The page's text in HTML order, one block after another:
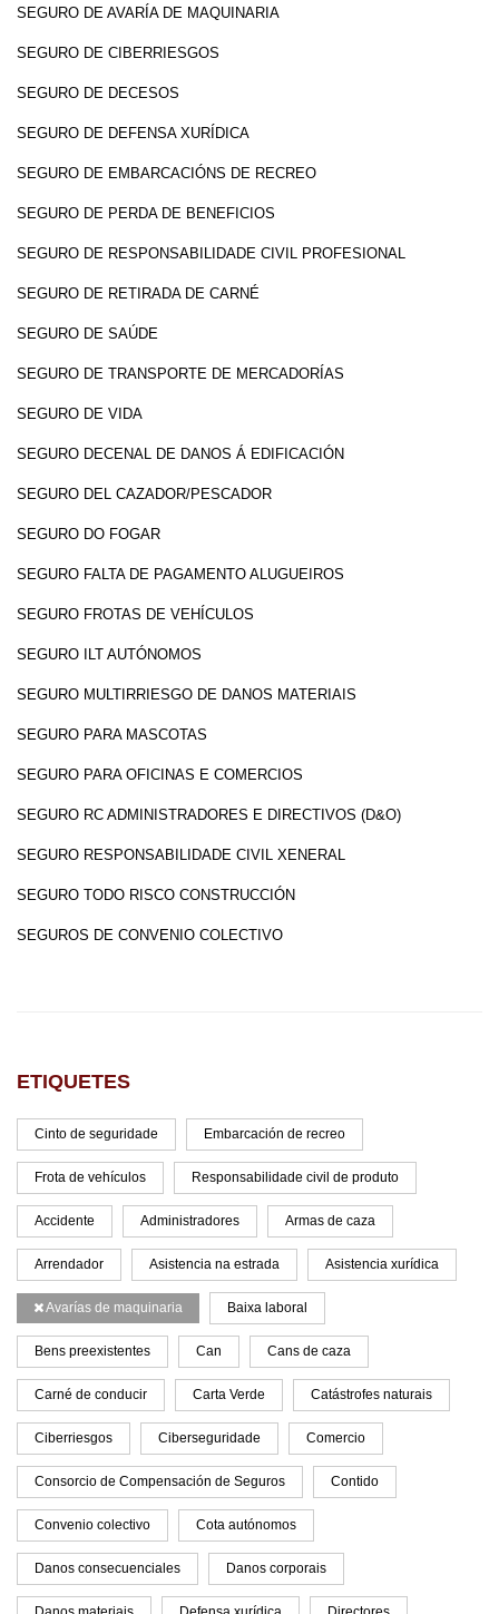
SEGURO DE AVARÍA DE MAQUINARIA
SEGURO DE CIBERRIESGOS
SEGURO DE DECESOS
SEGURO DE DEFENSA XURÍDICA
SEGURO DE EMBARCACIÓNS DE RECREO
SEGURO DE PERDA DE BENEFICIOS
SEGURO DE RESPONSABILIDADE CIVIL PROFESIONAL
SEGURO DE RETIRADA DE CARNÉ
SEGURO DE SAÚDE
SEGURO DE TRANSPORTE DE MERCADORÍAS
SEGURO DE VIDA
SEGURO DECENAL DE DANOS Á EDIFICACIÓN
SEGURO DEL CAZADOR/PESCADOR
SEGURO DO FOGAR
SEGURO FALTA DE PAGAMENTO ALUGUEIROS
SEGURO FROTAS DE VEHÍCULOS
SEGURO ILT AUTÓNOMOS
SEGURO MULTIRRIESGO DE DANOS MATERIAIS
SEGURO PARA MASCOTAS
SEGURO PARA OFICINAS E COMERCIOS
SEGURO RC ADMINISTRADORES E DIRECTIVOS (D&O)
SEGURO RESPONSABILIDADE CIVIL XENERAL
SEGURO TODO RISCO CONSTRUCCIÓN
SEGUROS DE CONVENIO COLECTIVO
ETIQUETES
Cinto de seguridade Embarcación de recreo
Frota de vehículos Responsabilidade civil de produto
Accidente Administradores Armas de caza
Arrendador Asistencia na estrada Asistencia xurídica
Avarías de maquinaria Baixa laboral
Bens preexistentes Can Cans de caza
Carné de conducir Carta Verde Catástrofes naturais
Ciberriesgos Ciberseguridade Comercio
Consorcio de Compensación de Seguros Contido
Convenio colectivo Cota autónomos
Danos consecuenciales Danos corporais